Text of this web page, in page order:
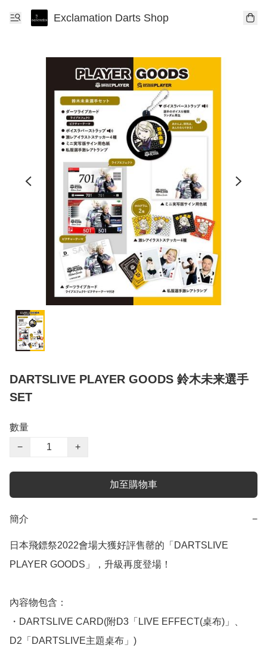
Exclamation Darts Shop
DARTSLIVE PLAYER GOODS 鈴木未来選手
SET
數量
−
+
加至購物車
簡介 −
日本飛鏢祭2022會場大獲好評售罄的「DARTSLIVE
PLAYER GOODS」，升級再度登場！
內容物包含：
・DARTSLIVE CARD(附D3「LIVE EFFECT(桌布)」、
D2「DARTSLIVE主題桌布」)